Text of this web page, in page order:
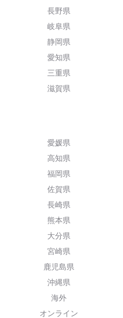
長野県
岐阜県
静岡県
愛知県
三重県
滋賀県
愛媛県
高知県
福岡県
佐賀県
長崎県
熊本県
大分県
宮崎県
鹿児島県
沖縄県
海外
オンライン